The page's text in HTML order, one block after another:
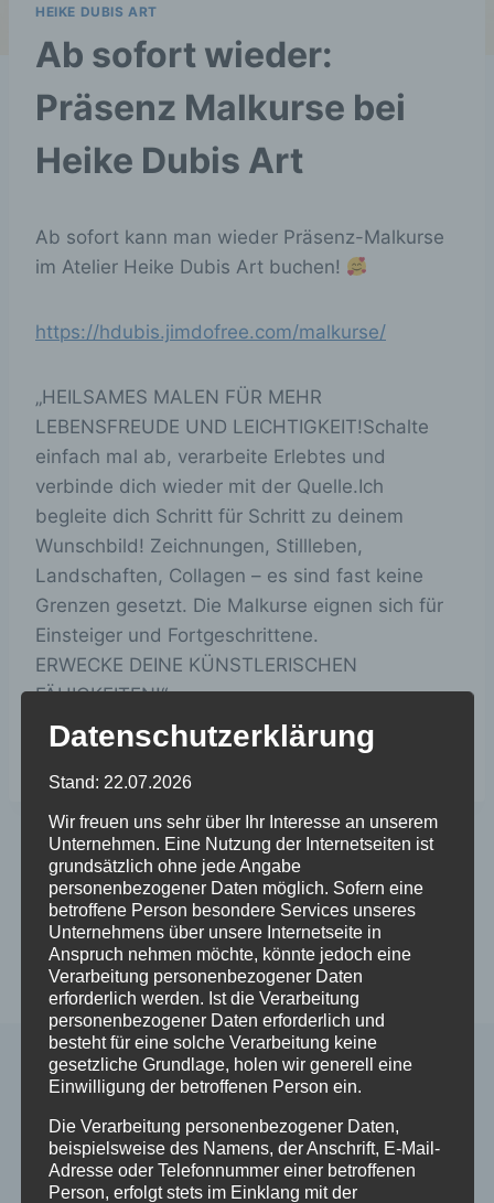
HEIKE DUBIS ART
Ab sofort wieder:
Präsenz Malkurse bei
Heike Dubis Art
Ab sofort kann man wieder Präsenz-Malkurse
im Atelier Heike Dubis Art buchen!
https://hdubis.jimdofree.com/malkurse/
„HEILSAMES MALEN FÜR MEHR
LEBENSFREUDE UND LEICHTIGKEIT!Schalte
einfach mal ab, verarbeite Erlebtes und
verbinde dich wieder mit der Quelle.Ich
begleite dich Schritt für Schritt zu deinem
Wunschbild! Zeichnungen, Stillleben,
Landschaften, Collagen – es sind fast keine
Grenzen gesetzt. Die Malkurse eignen sich für
Einsteiger und Fortgeschrittene.
ERWECKE DEINE KÜNSTLERISCHEN
FÄHIGKEITEN!“
Heike Dubis
Beitragsnavigation
ZURÜCK
Broschüre:
Ausbildungsbetriebe
in Kleinostheim
Wein-Probe beim
Weinbauer
Ähnliche Beiträge
Datenschutzerklärung
Stand: 22.07.2026
Wir freuen uns sehr über Ihr Interesse an unserem
Unternehmen. Eine Nutzung der Internetseiten ist
grundsätzlich ohne jede Angabe
personenbezogener Daten möglich. Sofern eine
betroffene Person besondere Services unseres
Unternehmens über unsere Internetseite in
Anspruch nehmen möchte, könnte jedoch eine
Verarbeitung personenbezogener Daten
erforderlich werden. Ist die Verarbeitung
personenbezogener Daten erforderlich und
besteht für eine solche Verarbeitung keine
gesetzliche Grundlage, holen wir generell eine
Einwilligung der betroffenen Person ein.
Die Verarbeitung personenbezogener Daten,
beispielsweise des Namens, der Anschrift, E-Mail-
Adresse oder Telefonnummer einer betroffenen
Person, erfolgt stets im Einklang mit der